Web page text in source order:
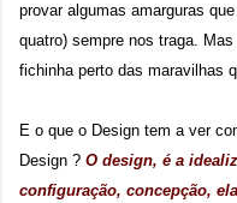
provar algumas amarguras
quatro) sempre nos traga.
fichinha perto das maravilhas
E o que o Design tem a ver
Design ? O design, é a
configuração, concepção,